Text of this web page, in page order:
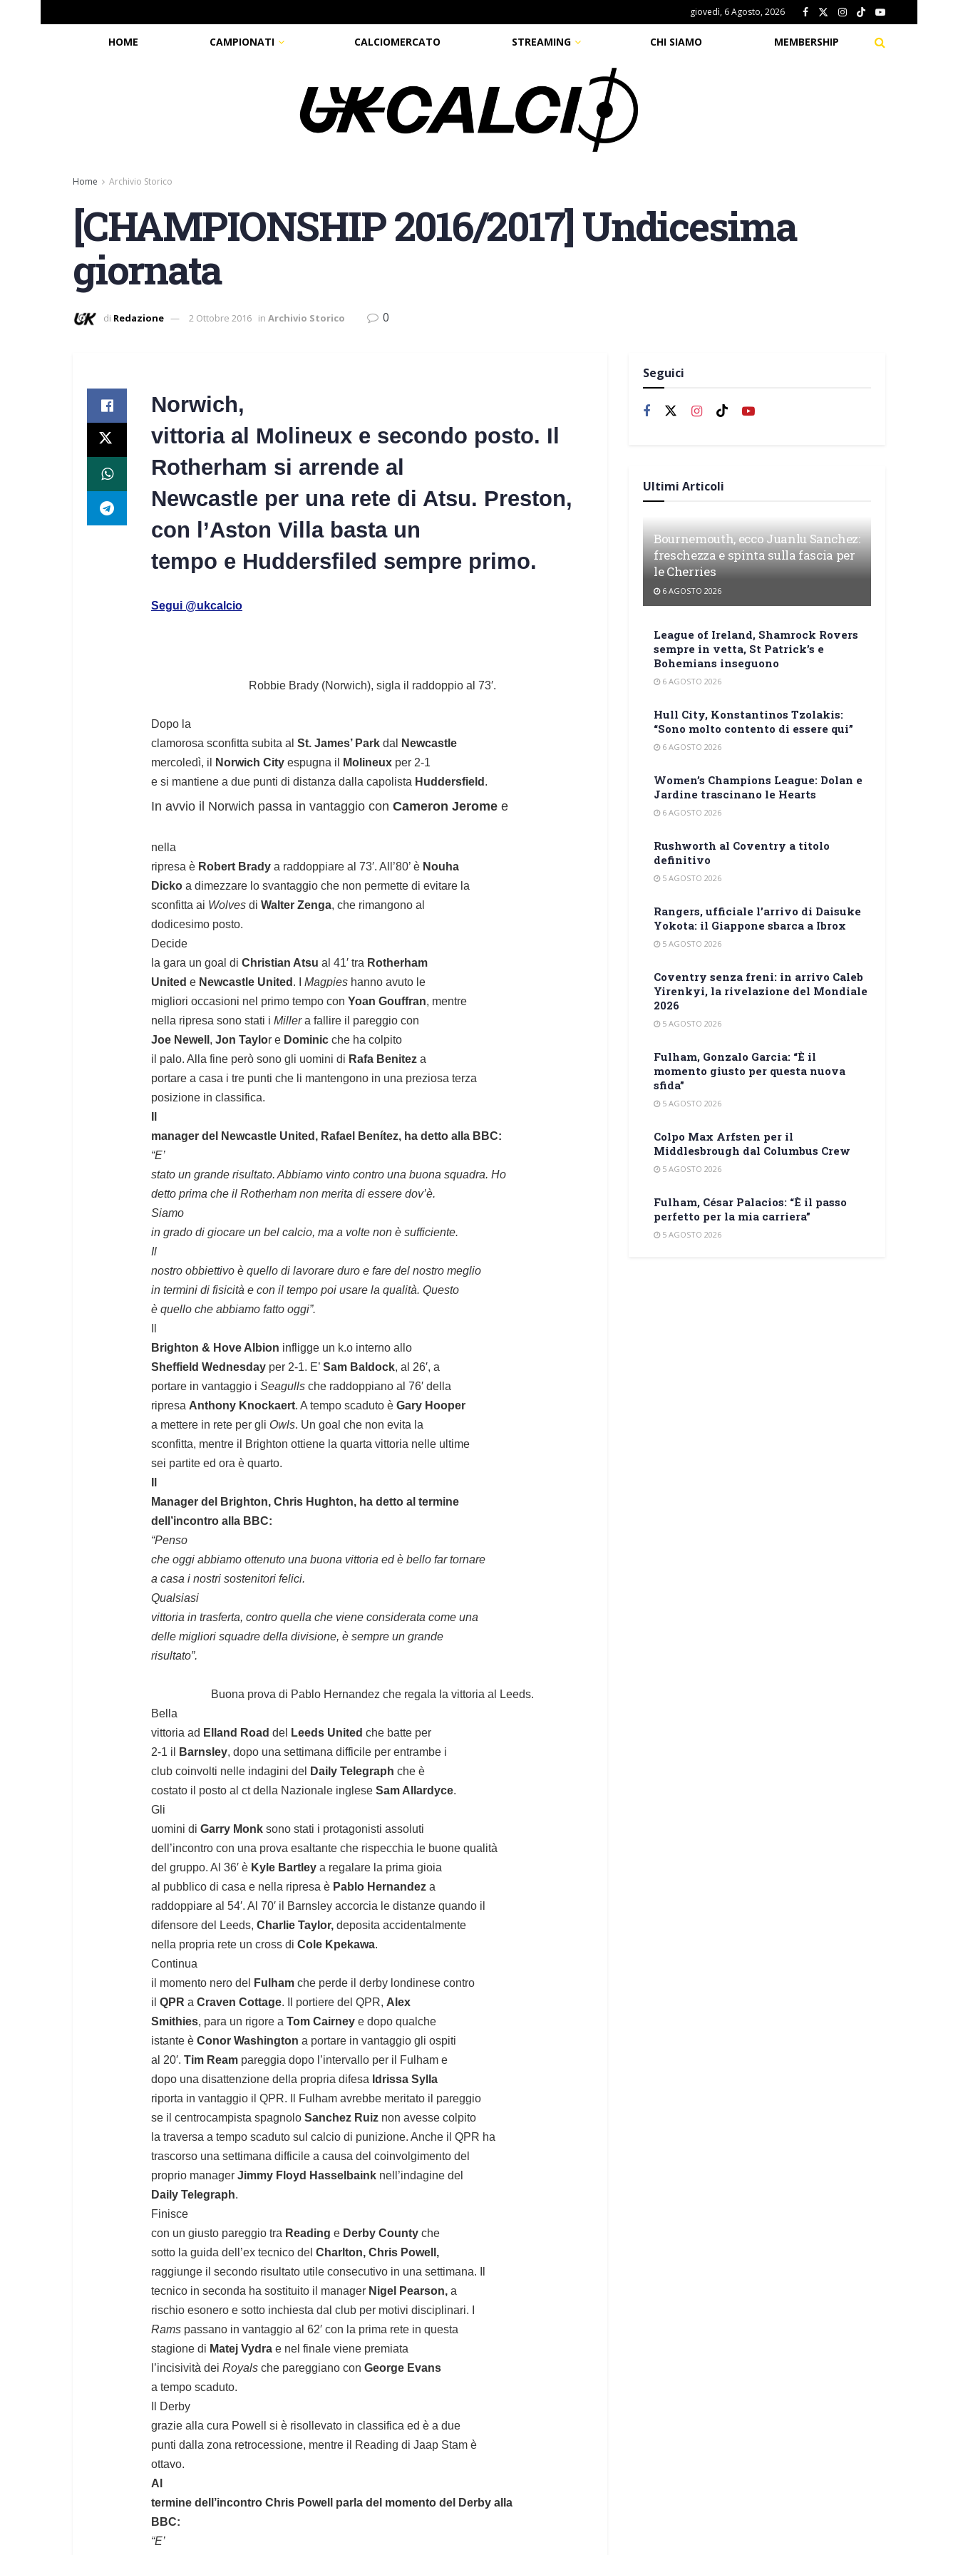
giovedì, 6 Agosto, 2026
HOME CAMPIONATI CALCIOMERCATO STREAMING CHI SIAMO MEMBERSHIP
Home Archivio Storico
[CHAMPIONSHIP 2016/2017] Undicesima
giornata
di Redazione 2 Ottobre 2016 in Archivio Storico 0
Norwich,
vittoria al Molineux e secondo posto. Il
Rotherham si arrende al
Newcastle per una rete di Atsu. Preston,
con l’Aston Villa basta un
tempo e Huddersfiled sempre primo.
Segui @ukcalcio
Robbie Brady (Norwich), sigla il raddoppio al 73′.
Dopo la
clamorosa sconfitta subita al St. James’ Park dal
Newcastle
mercoledì, il
Norwich City espugna il Molineux per 2-1
e si mantiene a due punti di distanza dalla capolista Huddersfield .
In avvio il Norwich passa in vantaggio con Cameron Jerome e
nella
ripresa è Robert Brady a raddoppiare al 73′. All’80’ è Nouha
Dicko a dimezzare lo svantaggio che non permette di evitare la
sconfitta ai Wolves di Walter Zenga, che rimangono al
dodicesimo posto.
Decide
la gara un goal di Christian Atsu al 41′ tra Rotherham
United e Newcastle United . I Magpies hanno avuto le
migliori occasioni nel primo tempo con Yoan Gouffran, mentre
nella ripresa sono stati i Millera fallire il pareggio con
Joe Newell , Jon Taylor e Dominic che ha colpito
il palo. Alla fine però sono gli uomini di Rafa Benitez a
portare a casa i tre punti che li mantengono in una preziosa terza
posizione in classifica.
manager del Newcastle United, Rafael Benítez, ha detto alla BBC:
“E’
stato un grande risultato. Abbiamo vinto contro una buona squadra. Ho
detto prima che il Rotherham non merita di essere dov’è.
Siamo
in grado di giocare un bel calcio, ma a volte non è sufficiente.
Il
nostro obbiettivo è quello di lavorare duro e fare del nostro meglio
in termini di fisicità e con il tempo poi usare la qualità. Questo
è quello che abbiamo fatto oggi”.
Brighton & Hove Albion infligge un k.o interno allo
Sheffield Wednesday per 2-1. E’ Sam Baldock, al 26′, a
portare in vantaggio i Seagulls che raddoppiano al 76′ della
ripresa Anthony Knockaert. A tempo scaduto è Gary Hooper
a mettere in rete per gli Owls. Un goal che non evita la
sconfitta, mentre il Brighton ottiene la quarta vittoria nelle ultime
sei partite ed ora è quarto.
Manager del Brighton, Chris Hughton, ha detto al termine
dell’incontro alla BBC:
“Penso
che oggi abbiamo ottenuto una buona vittoria ed è bello far tornare
a casa i nostri sostenitori felici.
Qualsiasi
vittoria in trasferta, contro quella che viene considerata come una
delle migliori squadre della divisione, è sempre un grande
risultato”.
Buona prova di Pablo Hernandez che regala la vittoria al Leeds.
Bella
vittoria ad Elland Road del Leeds United che batte per
2-1 il
Barnsley, dopo una settimana difficile per entrambe i
club coinvolti nelle indagini del
Daily Telegraph che è
costato il posto al ct della Nazionale inglese Sam Allardyce.
Gli
uomini di Garry Monk sono stati i protagonisti assoluti
dell’incontro con una prova esaltante che rispecchia le buone qualità
del gruppo. Al 36′ è Kyle Bartley a regalare la prima gioia
al pubblico di casa e nella ripresa è Pablo Hernandez a
raddoppiare al 54′. Al 70′ il Barnsley accorcia le distanze quando il
difensore del Leeds, Charlie Taylor, deposita accidentalmente
nella propria rete un cross di Cole Kpekawa.
Continua
il momento nero del
Fulham che perde il derby londinese contro
il QPR a Craven Cottage. Il portiere del QPR, Alex
Smithies, para un rigore a Tom Cairney e dopo qualche
istante è Conor Washington a portare in vantaggio gli ospiti
al 20′. Tim Ream pareggia dopo l’intervallo per il Fulham e
dopo una disattenzione della propria difesa Idrissa Sylla
riporta in vantaggio il QPR. Il Fulham avrebbe meritato il pareggio
se il centrocampista spagnolo Sanchez Ruiz non avesse colpito
la traversa a tempo scaduto sul calcio di punizione. Anche il QPR ha
trascorso una settimana difficile a causa del coinvolgimento del
proprio manager Jimmy Floyd Hasselbaink nell’indagine del
Daily Telegraph.
Finisce
con un giusto pareggio tra Reading e Derby County che
sotto la guida dell’ex tecnico del Charlton, Chris Powell,
raggiunge il secondo risultato utile consecutivo in una settimana. Il
tecnico in seconda ha sostituito il manager Nigel Pearson, a
rischio esonero e sotto inchiesta dal club per motivi disciplinari. I
Rams passano in vantaggio al 62′ con la prima rete in questa
stagione di Matej Vydra e nel finale viene premiata
l’incisività dei Royals che pareggiano con George Evans
a tempo scaduto.
Il Derby
grazie alla cura Powell si è risollevato in classifica ed è a due
punti dalla zona retrocessione, mentre il Reading di Jaap Stam è
ottavo.
Al
termine dell’incontro Chris Powell parla del momento del Derby alla
BBC:
“E’
Seguici
Ultimi Articoli
Bournemouth, ecco Juanlu Sanchez:
freschezza e spinta sulla fascia per
le Cherries
6 AGOSTO 2026
League of Ireland, Shamrock Rovers
sempre in vetta, St Patrick’s e
Bohemians inseguono
6 AGOSTO 2026
Hull City, Konstantinos Tzolakis:
“Sono molto contento di essere qui”
6 AGOSTO 2026
Women’s Champions League: Dolan e
Jardine trascinano le Hearts
6 AGOSTO 2026
Rushworth al Coventry a titolo
definitivo
5 AGOSTO 2026
Rangers, ufficiale l’arrivo di Daisuke
Yokota: il Giappone sbarca a Ibrox
5 AGOSTO 2026
Coventry senza freni: in arrivo Caleb
Yirenkyi, la rivelazione del Mondiale
2026
5 AGOSTO 2026
Fulham, Gonzalo Garcia: “È il
momento giusto per questa nuova
sfida”
5 AGOSTO 2026
Colpo Max Arfsten per il
Middlesbrough dal Columbus Crew
5 AGOSTO 2026
Fulham, César Palacios: “È il passo
perfetto per la mia carriera”
5 AGOSTO 2026